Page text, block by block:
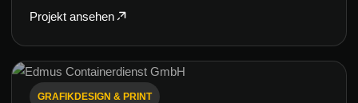
Projekt ansehen
GRAFIKDESIGN & PRINT